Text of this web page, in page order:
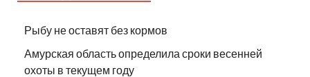
Рыбу не оставят без кормов
Амурская область определила сроки весенней
охоты в текущем году